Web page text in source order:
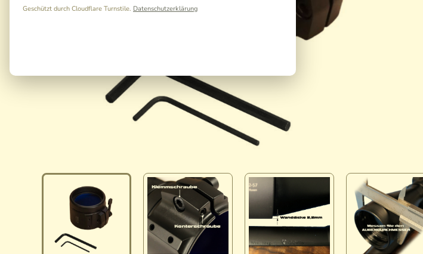
Geschützt durch Cloudflare Turnstile. Datenschutzerklärung